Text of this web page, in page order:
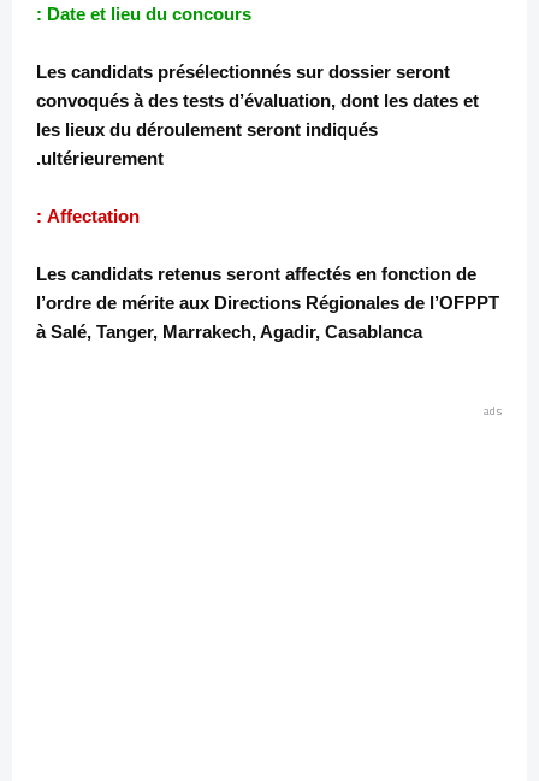
Date et lieu du concours :
Les candidats présélectionnés sur dossier seront
convoqués à des tests d’évaluation, dont les dates et
les lieux du déroulement seront indiqués
ultérieurement.
Affectation :
Les candidats retenus seront affectés en fonction de
l’ordre de mérite aux Directions Régionales de l’OFPPT
à Salé, Tanger, Marrakech, Agadir, Casablanca
ads